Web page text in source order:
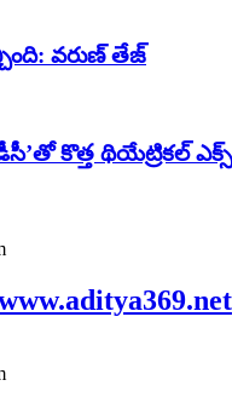
వరుణ్ తేజ్
కొత్త థియేట్రికల్